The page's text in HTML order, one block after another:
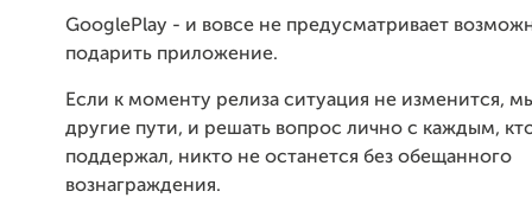
GooglePlay - и вовсе не предусматривает
подарить приложение.
Если к моменту релиза ситуация не изменится,
другие пути, и решать вопрос лично с каждым,
поддержал, никто не останется без обещанного
вознаграждения.